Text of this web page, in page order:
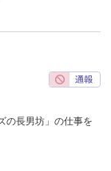
の長男坊」の仕事を